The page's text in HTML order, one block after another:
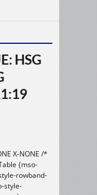
HSG
X-NONE /*
{mso-
rowband-
style-